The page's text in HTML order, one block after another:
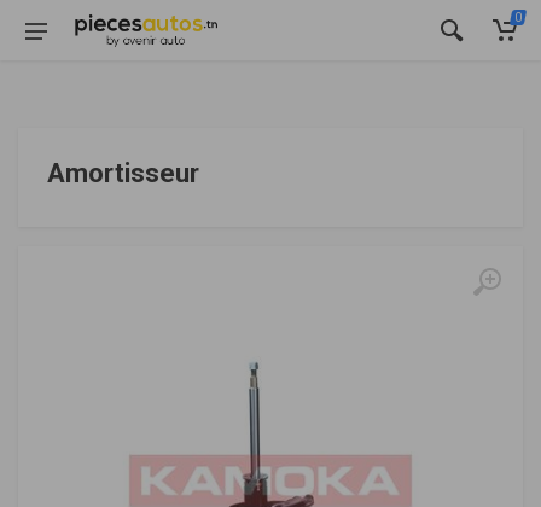
0
Amortisseur